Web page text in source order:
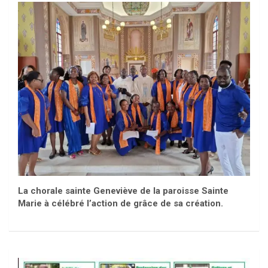
La chorale sainte Geneviève de la paroisse Sainte
Marie à célébré l’action de grâce de sa création.